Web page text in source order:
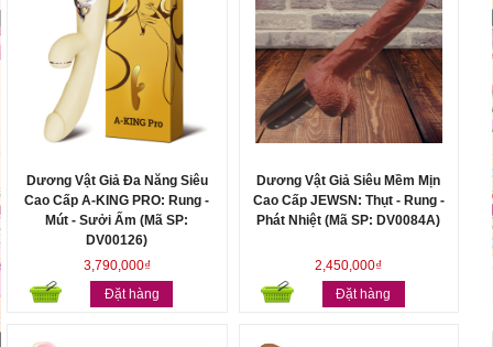
Dương Vật Giả Đa Năng Siêu
Cao Cấp A-KING PRO: Rung -
Mút - Sưởi Ấm (Mã SP:
DV00126)
3,790,000₫
Đặt hàng
Dương Vật Giả Siêu Mềm Mịn
Cao Cấp JEWSN: Thụt - Rung -
Phát Nhiệt (Mã SP: DV0084A)
2,450,000₫
Đặt hàng